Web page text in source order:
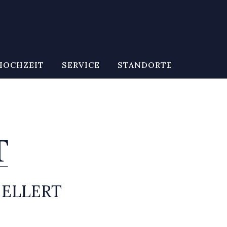
SERVICE STANDORTE